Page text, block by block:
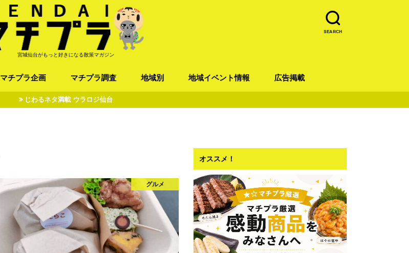
SEARCH
宮城仙台がもっと好きになる散策マガジン
マチプラ企画
オトアルキ
マチプラ企業訪問
ファッション
ブラミヤギ
マチプラ漫画
マチプラ小説
マチプラ調査
歴史
地域別 地域イベント情報 広告掲載
じわるネタ満載 ウラロジ仙台
グルメ
オススメ！